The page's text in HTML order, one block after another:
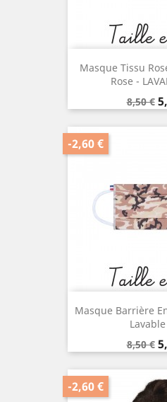
Masque Tissu
Rose -
Prix
de
base
8,50 €
Masque Barrière
Prix
de
base
8,50 €
-2,60 €
-2,60 €